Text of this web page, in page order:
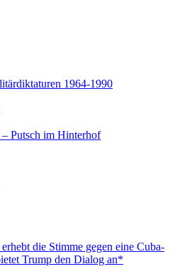
1964-1990
Putsch im Hinterhof
die Stimme gegen eine Cuba-
Trump den Dialog an*